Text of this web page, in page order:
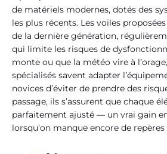
de matériels modernes, dotés des
les plus récents. Les voiles
de la dernière génération,
qui limite les risques de
monte ou que la météo vire à
spécialisés savent adapter
novices d’éviter de prendre des
passage, ils s’assurent que chaque
parfaitement ajusté — un vrai gain
lorsqu’on manque encore de